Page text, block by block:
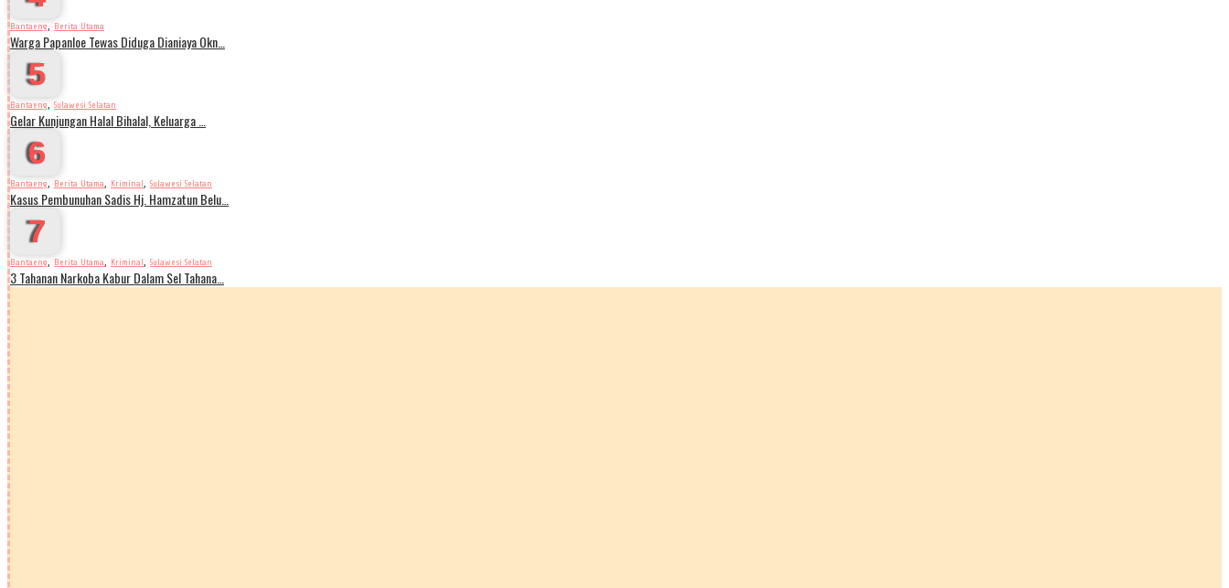
Bantaeng, Berita Utama
Warga Papanloe Tewas Diduga Dianiaya Okn…
5
Bantaeng, Sulawesi Selatan
Gelar Kunjungan Halal Bihalal, Keluarga …
6
Bantaeng, Berita Utama, Kriminal, Sulawesi Selatan
Kasus Pembunuhan Sadis Hj. Hamzatun Belu…
7
Bantaeng, Berita Utama, Kriminal, Sulawesi Selatan
3 Tahanan Narkoba Kabur Dalam Sel Tahana…